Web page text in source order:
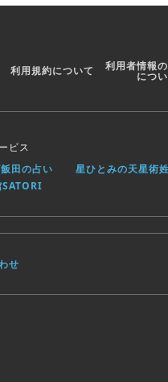
利用規約について 利用者情報
につ
ビス
田の占い 星ひとみの天星術
せ